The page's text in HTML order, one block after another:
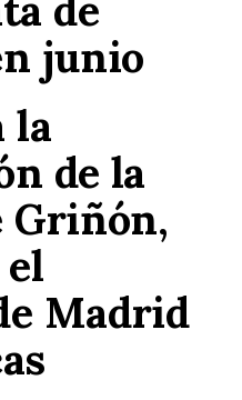
junio
la
de la
Griñón,
Madrid